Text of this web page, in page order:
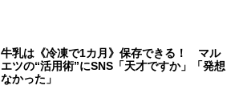
牛乳は《冷凍で1カ月》保存できる！ マル
エツの“活用術”にSNS「天才ですか」「発想
なかった」